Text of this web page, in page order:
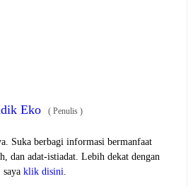
Eko ( Penulis )
Suka berbagi informasi bermanfaat
dan adat-istiadat. Lebih dekat dengan
saya klik disini